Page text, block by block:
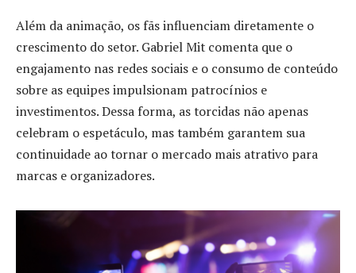
Além da animação, os fãs influenciam diretamente o
crescimento do setor. Gabriel Mit comenta que o
engajamento nas redes sociais e o consumo de conteúdo
sobre as equipes impulsionam patrocínios e
investimentos. Dessa forma, as torcidas não apenas
celebram o espetáculo, mas também garantem sua
continuidade ao tornar o mercado mais atrativo para
marcas e organizadores.